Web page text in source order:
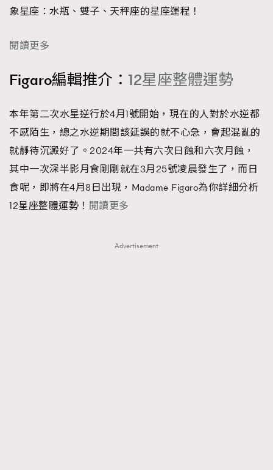
象星座：水瓶、雙子、天秤座的星座運程！
閱讀更多
Figaro編輯推介： 12星座整體運勢
本年第二次水星逆行於4月1號開始，現在的人對於水逆都
不感陌生，總之水逆期間該延誤的就不心急，會起混亂的
就靜待沉澱好了。2024年一共有六次日蝕和六次月蝕，
其中一次深半影月食剛剛就在3月25號凌晨發生了，而日
食呢，即將在4月8日出現，Madame Figaro為你詳細分析
12星座整體運勢！ 閱讀更多
Advertisement